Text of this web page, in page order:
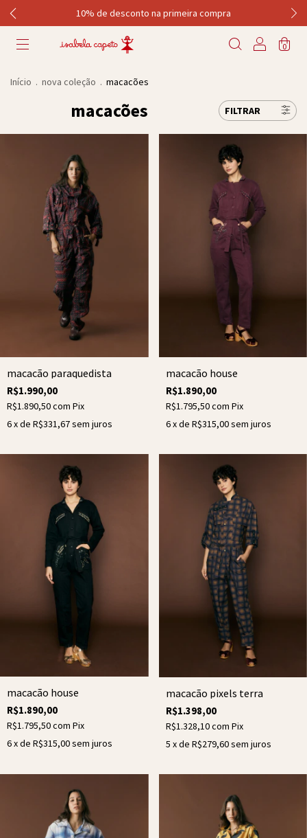
10% de desconto na primeira compra
0
Início . nova coleção . macacões
macacões FILTRAR
macacão paraquedista
R$1.990,00
R$1.890,50com Pix
6x de R$331,67sem juros
macacão house
R$1.890,00
R$1.795,50com Pix
6x de R$315,00sem juros
macacão house
R$1.890,00
R$1.795,50com Pix
6x de R$315,00sem juros
macacão pixels terra
R$1.398,00
R$1.328,10com Pix
5 x de R$279,60sem juros